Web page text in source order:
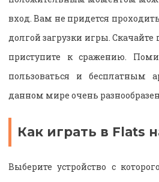
вход. Вам не придется
долгой загрузки игры.
приступите к сражению.
пользоваться и бесплатным
данном мире очень
Как играть в Flats
Выберите устройство с